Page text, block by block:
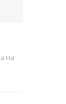
На